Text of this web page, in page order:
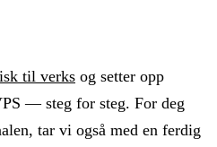
til verks og setter opp
— steg for steg. For deg
tar vi også med en ferdig